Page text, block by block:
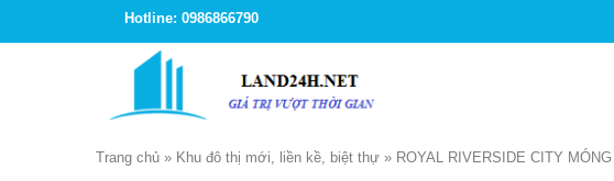
Hotline: 0986866790
Trang chủ » Khu đô thị mới, liền kề, biệt thự » ROYAL RIVERSIDE CITY MÓNG